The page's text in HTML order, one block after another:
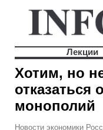
Лекции
Хотим, но
отказаться
монополий
Новости экономики